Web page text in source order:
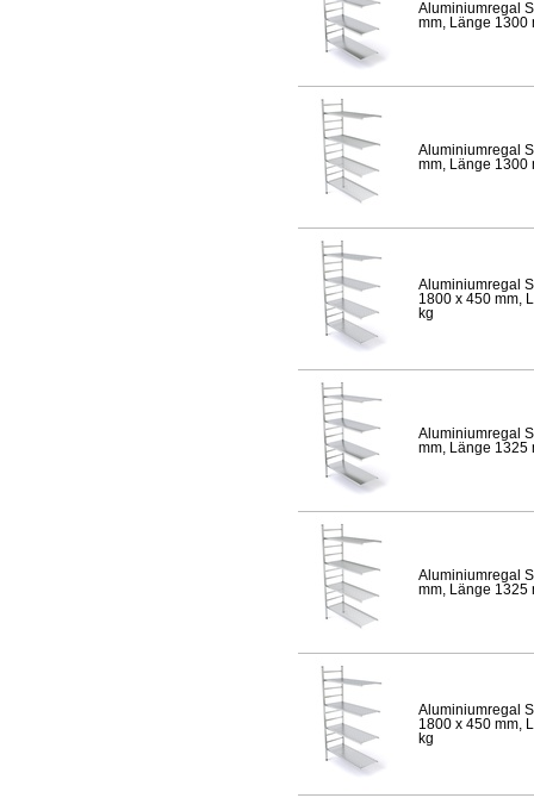
Aluminiumregal
mm, Länge 1300
Aluminiumregal
mm, Länge 1300
Aluminiumregal
1800 x 450 mm,
kg
Aluminiumregal
mm, Länge 1325
Aluminiumregal
mm, Länge 1325
Aluminiumregal
1800 x 450 mm,
kg